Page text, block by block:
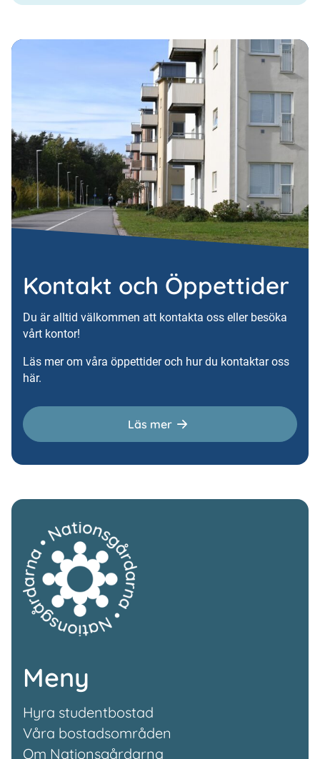
Kontakt och Öppettider
Du är alltid välkommen att kontakta oss eller besöka
vårt kontor!
Läs mer om våra öppettider och hur du kontaktar oss
här.
Läs mer
Meny
Hyra studentbostad
Våra bostadsområden
Om Nationsgårdarna